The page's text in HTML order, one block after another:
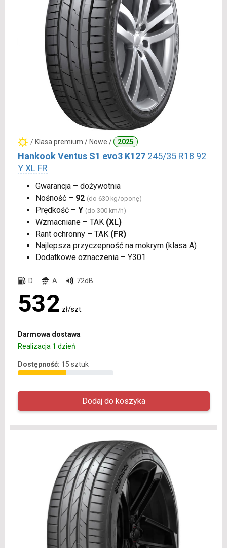
/ Klasa premium / Nowe / 2025
Hankook Ventus S1 evo3 K127 245/35 R18 92
Y XL FR
Gwarancja – dożywotnia
Nośność – 92 (do 630 kg/oponę)
Prędkość – Y (do 300 km/h)
Wzmacniane – TAK (XL)
Rant ochronny – TAK (FR)
Najlepsza przyczepność na mokrym (klasa A)
Dodatkowe oznaczenia – Y301
D A 72dB
532 zł/szt.
Darmowa dostawa
Realizacja 1 dzień
Dostępność: 15 sztuk